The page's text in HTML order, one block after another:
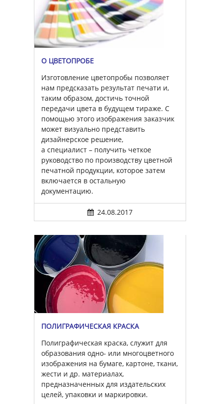
О ЦВЕТОПРОБЕ
Изготовление цветопробы позволяет
нам предсказать результат печати и,
таким образом, достичь точной
передачи цвета в будущем тираже. С
помощью этого изображения заказчик
может визуально представить
дизайнерское решение,
а специалист – получить четкое
руководство по производству цветной
печатной продукции, которое затем
включается в остальную
документацию.
24.08.2017
ПОЛИГРАФИЧЕСКАЯ КРАСКА
Полиграфическая краска, служит для
образования одно- или многоцветного
изображения на бумаге, картоне, ткани,
жести и др. материалах,
предназначенных для издательских
целей, упаковки и маркировки.